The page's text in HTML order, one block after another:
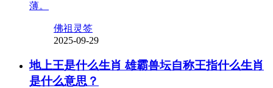
薄。
佛祖灵签
2025-09-29
地上王是什么生肖 雄霸兽坛自称王指什么生肖
是什么意思？